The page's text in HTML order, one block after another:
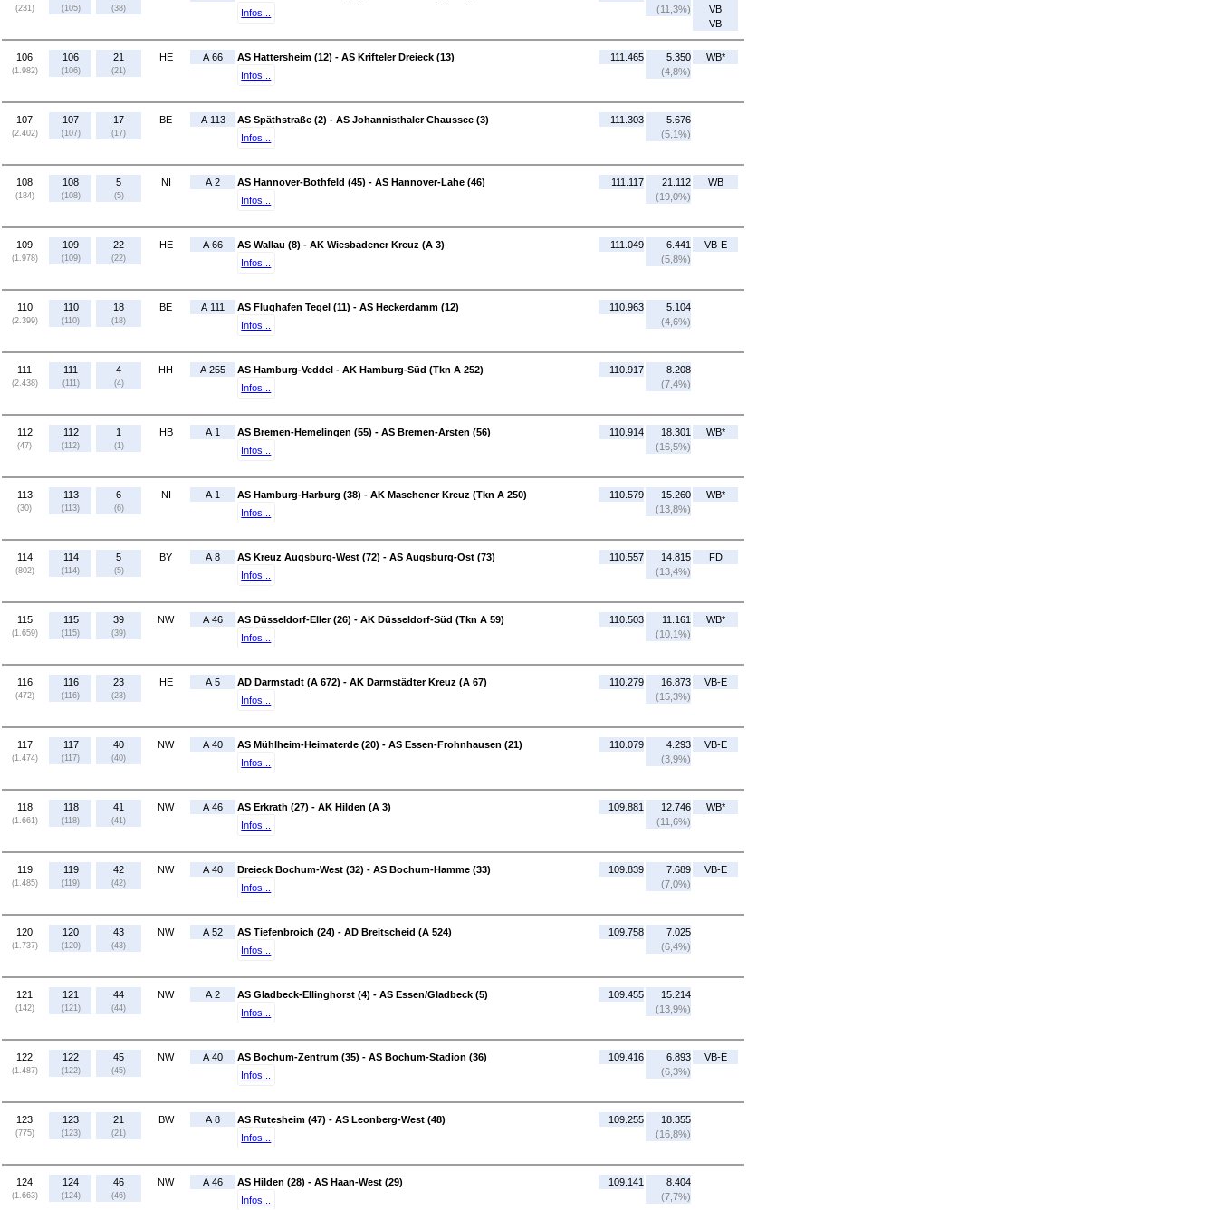
(231) (105) (38)
Infos...
(11,3%)
VB
VB
106
(1.982)
106
(106)
21
(21)
HE A 66
AS Hattersheim (12) - AS Krifteler Dreieck (13)
Infos...
111.465
5.350
(4,8%)
WB*
107
(2.402)
107
(107)
17
(17)
BE A 113
AS Späthstraße (2) - AS Johannisthaler Chaussee (3)
Infos...
111.303
5.676
(5,1%)
108
(184)
108
(108)
5
(5)
NI A 2
AS Hannover-Bothfeld (45) - AS Hannover-Lahe (46)
Infos...
111.117
21.112
(19,0%)
WB
109
(1.978)
109
(109)
22
(22)
HE A 66
AS Wallau (8) - AK Wiesbadener Kreuz (A 3)
Infos...
111.049
6.441
(5,8%)
VB-E
110
(2.399)
110
(110)
18
(18)
BE A 111
AS Flughafen Tegel (11) - AS Heckerdamm (12)
Infos...
110.963
5.104
(4,6%)
111
(2.438)
111
(111)
4
(4)
HH A 255
AS Hamburg-Veddel - AK Hamburg-Süd (Tkn A 252)
Infos...
110.917
8.208
(7,4%)
112
(47)
112
(112)
1
(1)
HB A 1
AS Bremen-Hemelingen (55) - AS Bremen-Arsten (56)
Infos...
110.914
18.301
(16,5%)
WB*
113
(30)
113
(113)
6
(6)
NI A 1
AS Hamburg-Harburg (38) - AK Maschener Kreuz (Tkn A 250)
Infos...
110.579
15.260
(13,8%)
WB*
114
(802)
114
(114)
5
(5)
BY A 8
AS Kreuz Augsburg-West (72) - AS Augsburg-Ost (73)
Infos...
110.557
14.815
(13,4%)
FD
115
(1.659)
115
(115)
39
(39)
NW A 46
AS Düsseldorf-Eller (26) - AK Düsseldorf-Süd (Tkn A 59)
Infos...
110.503
11.161
(10,1%)
WB*
116
(472)
116
(116)
23
(23)
HE A 5
AD Darmstadt (A 672) - AK Darmstädter Kreuz (A 67)
Infos...
110.279
16.873
(15,3%)
VB-E
117
(1.474)
117
(117)
40
(40)
NW A 40
AS Mühlheim-Heimaterde (20) - AS Essen-Frohnhausen (21)
Infos...
110.079
4.293
(3,9%)
VB-E
118
(1.661)
118
(118)
41
(41)
NW A 46
AS Erkrath (27) - AK Hilden (A 3)
Infos...
109.881
12.746
(11,6%)
WB*
119
(1.485)
119
(119)
42
(42)
NW A 40
Dreieck Bochum-West (32) - AS Bochum-Hamme (33)
Infos...
109.839
7.689
(7,0%)
VB-E
120
(1.737)
120
(120)
43
(43)
NW A 52
AS Tiefenbroich (24) - AD Breitscheid (A 524)
Infos...
109.758
7.025
(6,4%)
121
(142)
121
(121)
44
(44)
NW A 2
AS Gladbeck-Ellinghorst (4) - AS Essen/Gladbeck (5)
Infos...
109.455
15.214
(13,9%)
122
(1.487)
122
(122)
45
(45)
NW A 40
AS Bochum-Zentrum (35) - AS Bochum-Stadion (36)
Infos...
109.416
6.893
(6,3%)
VB-E
123
(775)
123
(123)
21
(21)
BW A 8
AS Rutesheim (47) - AS Leonberg-West (48)
Infos...
109.255
18.355
(16,8%)
124
(1.663)
124
(124)
46
(46)
NW A 46
AS Hilden (28) - AS Haan-West (29)
Infos...
109.141
8.404
(7,7%)